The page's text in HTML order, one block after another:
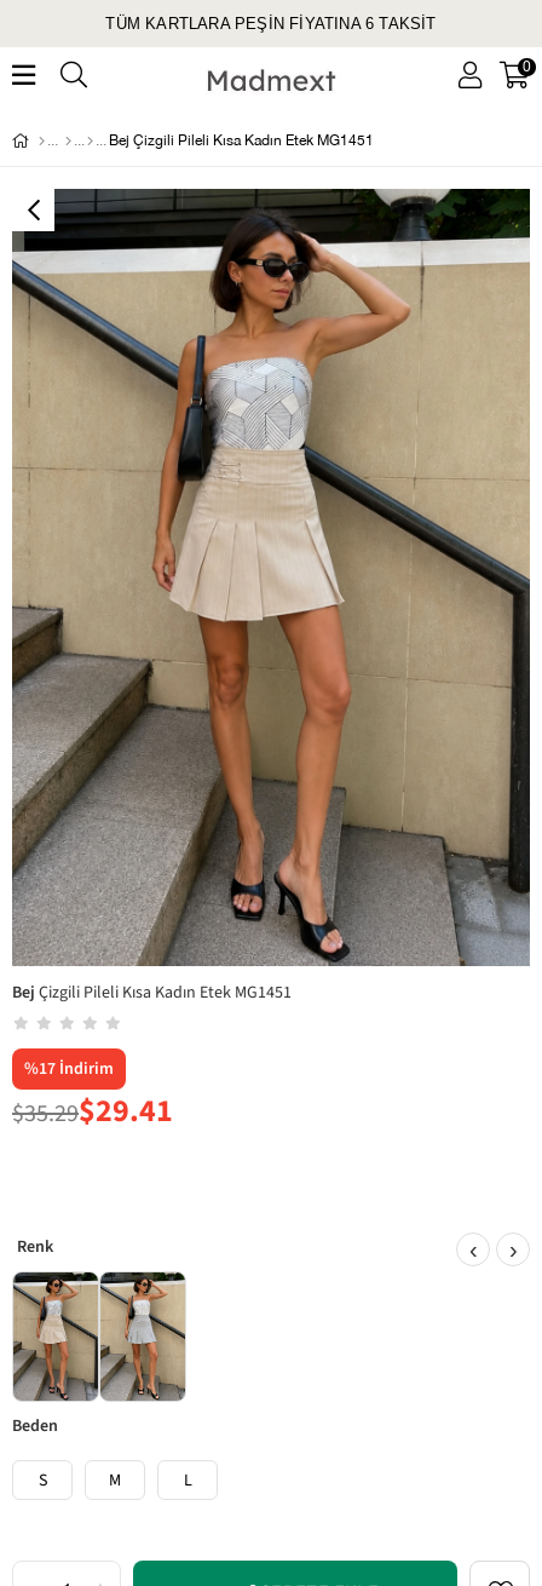
KARTLARA PEŞİN FİYATINA 6 TAKSİT
0
Bej Çizgili Pileli Kısa Kadın Etek MG1451
Bej Çizgili Pileli Kısa Kadın Etek MG1451
%17 İndirim
$35.29$29.41
‹ ›
beden
S M L